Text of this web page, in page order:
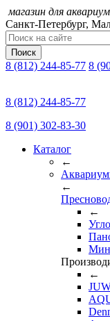
магазин для
Санкт-Петербург,
Поиск
8 (812) 244-85-77 8
8 (812) 244-85-77
8 (901) 302-83-30
Каталог
←
←
←
←